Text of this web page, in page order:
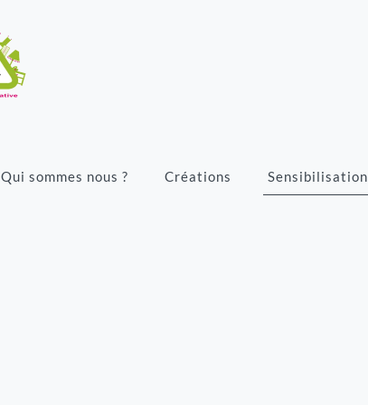
Qui sommes nous ? Créations Sensibilisation